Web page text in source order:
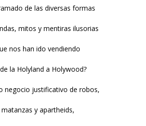
de las diversas formas
mitos y mentiras ilusorias
nos han ido vendiendo
la Holyland a Holywood?
negocio justificativo de robos,
matanzas y apartheids,